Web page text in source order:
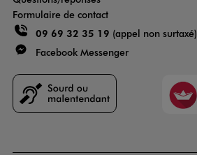
Formulaire de contact
09 69 32 35 19 (appel non surtaxé)
Facebook Messenger
Faciliti